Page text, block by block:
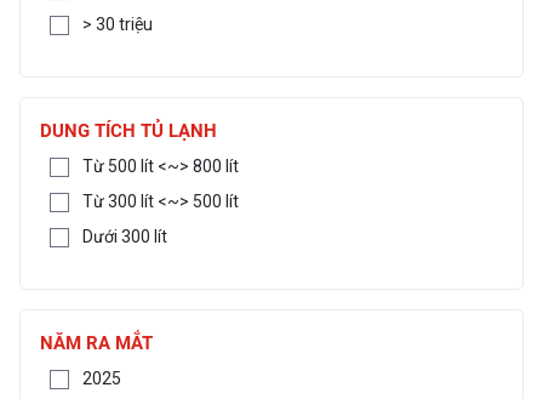
> 30 triệu
DUNG TÍCH TỦ LẠNH
Từ 500 lít <~> 800 lít
Từ 300 lít <~> 500 lít
Dưới 300 lít
NĂM RA MẮT
2025